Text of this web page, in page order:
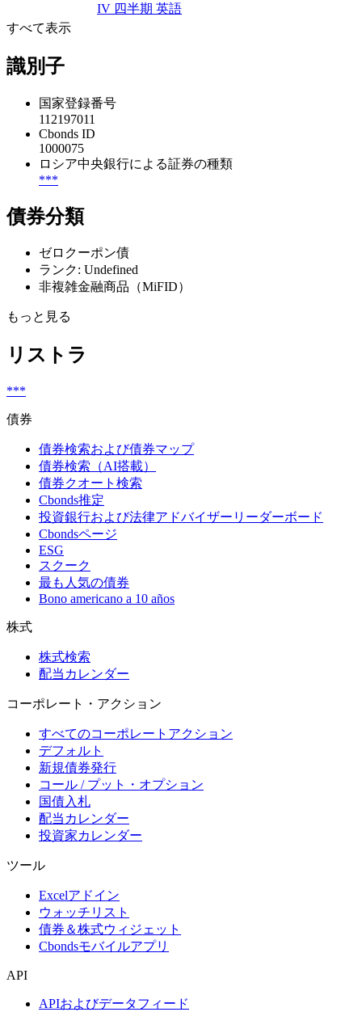
IV 四半期 英語
すべて表示
識別子
国家登録番号
112197011
Cbonds ID
1000075
ロシア中央銀行による証券の種類
***
債券分類
ゼロクーポン債
ランク: Undefined
非複雑金融商品（MiFID）
もっと見る
リストラ
***
債券
債券検索および債券マップ
債券検索（AI搭載）
債券クオート検索
Cbonds推定
投資銀行および法律アドバイザーリーダーボード
Cbondsページ
ESG
スクーク
最も人気の債券
Bono americano a 10 años
株式
株式検索
配当カレンダー
コーポレート・アクション
すべてのコーポレートアクション
デフォルト
新規債券発行
コール / プット・オプション
国債入札
配当カレンダー
投資家カレンダー
ツール
Excelアドイン
ウォッチリスト
債券＆株式ウィジェット
Cbondsモバイルアプリ
API
APIおよびデータフィード